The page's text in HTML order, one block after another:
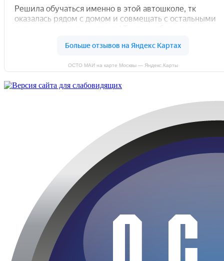
ОСТО МАИ на карте Москвы — Яндекс.Карты